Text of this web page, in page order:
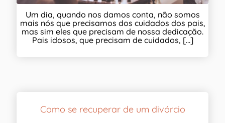
Um dia, quando nos damos conta, não somos
mais nós que precisamos dos cuidados dos pais,
mas sim eles que precisam de nossa dedicação.
Pais idosos, que precisam de cuidados, [...]
Como se recuperar de um divórcio